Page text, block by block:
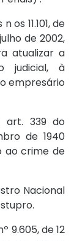
os 11.101, de
de 2002,
atualizar a
judicial, à
empresário
339 do
de 1940
ao crime de
Nacional
9.605, de 12